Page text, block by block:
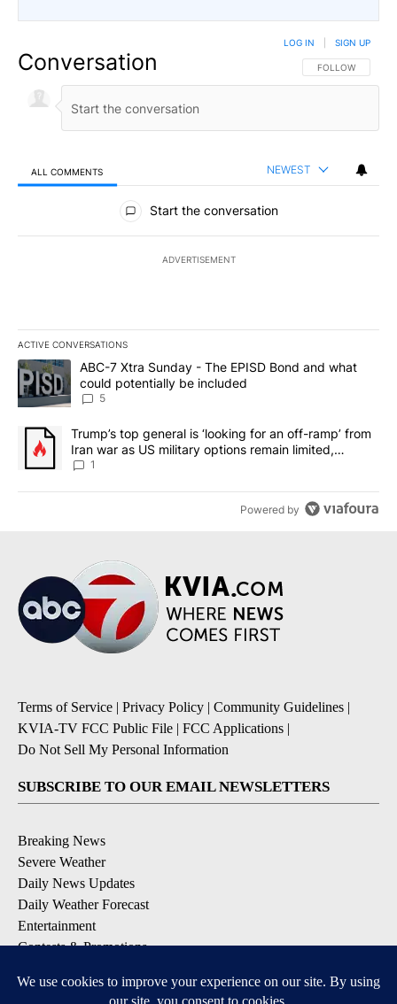
Conversation FOLLOW THIS
FOLLOW
LOG IN SIGN UP
ALL COMMENTS NEWEST
All Comments
Start the conversation
ADVERTISEMENT
ACTIVE CONVERSATIONS
The following is a list of the most commented articles in the last
A trending article titled "ABC-7 Xtra Sunday - The EPISD Bond
ABC-7 Xtra Sunday - The EPISD Bond and what
could potentially be included
5
A trending article titled "Trump’s top general is ‘looking for an
Trump’s top general is ‘looking for an off-ramp’ from
Iran war as US military options remain limited,
sources say
1
Powered by
Terms of Service | Privacy Policy | Community Guidelines |
KVIA-TV FCC Public File | FCC Applications |
Do Not Sell My Personal Information
SUBSCRIBE TO OUR EMAIL NEWSLETTERS
Breaking News
Severe Weather
Daily News Updates
Daily Weather Forecast
Entertainment
Contests & Promotions
DOWNLOAD OUR APPS